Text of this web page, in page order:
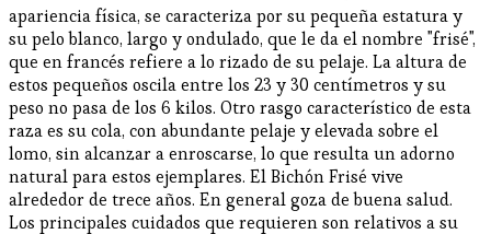
apariencia física, se caracteriza por su pequeña estatura y
su pelo blanco, largo y ondulado, que le da el nombre "frisé",
que en francés refiere a lo rizado de su pelaje. La altura de
estos pequeños oscila entre los 23 y 30 centímetros y su
peso no pasa de los 6 kilos. Otro rasgo característico de esta
raza es su cola, con abundante pelaje y elevada sobre el
lomo, sin alcanzar a enroscarse, lo que resulta un adorno
natural para estos ejemplares. El Bichón Frisé vive
alrededor de trece años. En general goza de buena salud.
Los principales cuidados que requieren son relativos a su